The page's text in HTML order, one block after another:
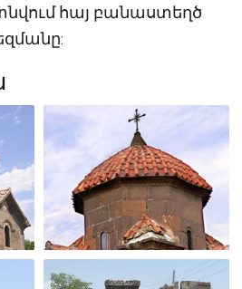
հայ բանաստեղծ